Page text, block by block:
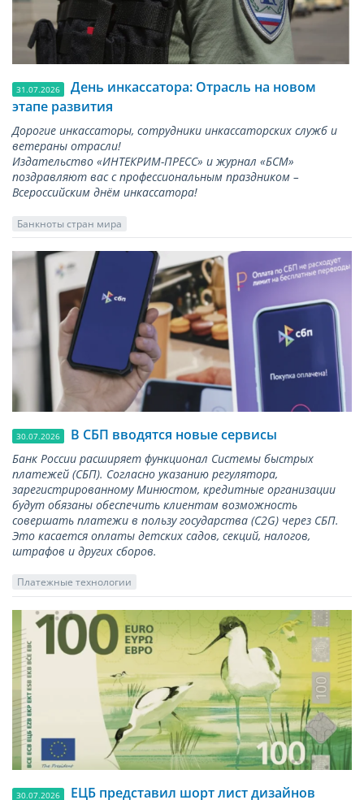
31.07.2026
День инкассатора: Отрасль на новом
этапе развития
Дорогие инкассаторы, сотрудники инкассаторских служб и
ветераны отрасли!
Издательство «ИНТЕКРИМ-ПРЕСС» и журнал «БСМ»
поздравляют вас с профессиональным праздником –
Всероссийским днём инкассатора!
Банкноты стран мира
30.07.2026 В СБП вводятся новые сервисы
Банк России расширяет функционал Системы быстрых
платежей (СБП). Согласно указанию регулятора,
зарегистрированному Минюстом, кредитные организации
будут обязаны обеспечить клиентам возможность
совершать платежи в пользу государства (С2G) через СБП.
Это касается оплаты детских садов, секций, налогов,
штрафов и других сборов.
Платежные технологии
30.07.2026
ЕЦБ представил шорт лист дизайнов